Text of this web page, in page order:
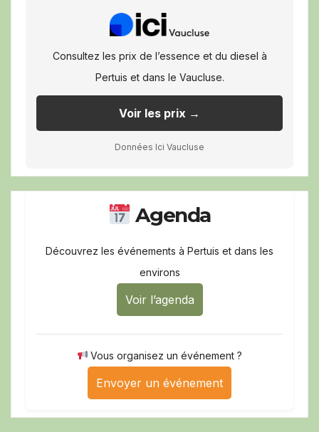
Consultez les prix de l’essence et du diesel à
Pertuis et dans le Vaucluse.
Voir les prix →
Données Ici Vaucluse
Agenda
Découvrez les événements à Pertuis et dans les
environs
Voir l’agenda
Vous organisez un événement ?
Envoyer un événement